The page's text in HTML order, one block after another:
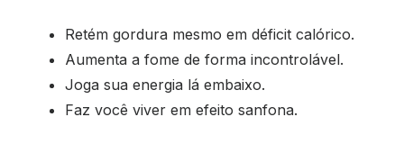
Retém gordura mesmo em déficit calórico.
Aumenta a fome de forma incontrolável.
Joga sua energia lá embaixo.
Faz você viver em efeito sanfona.